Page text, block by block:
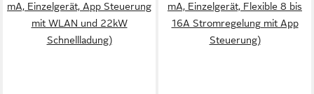
mA, Einzelgerät, App Steuerung
mit WLAN und 22kW
Schnellladung)
mA, Einzelgerät, Flexible 8 bis
16A Stromregelung mit App
Steuerung)